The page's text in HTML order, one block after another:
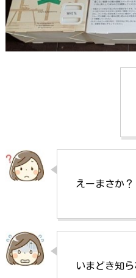
えーまさか？
いまどき知ら